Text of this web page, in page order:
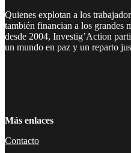
Quienes explotan a los
también financian a los grandes
desde 2004, Investig’Action
un mundo en paz y un reparto
Más enlaces
Contacto